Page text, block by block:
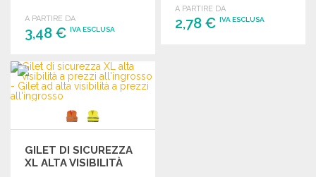
A PARTIRE DA
3,48 € IVA ESCLUSA
ORDINARE
Richiedi un preventivo
A PARTIRE DA
2,78 €IVA ESCLUSA
GILET DI SICUREZZA
XL ALTA VISIBILITÀ